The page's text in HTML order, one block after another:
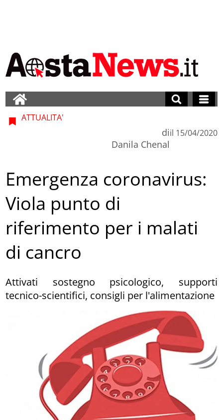
ATTUALITA'
di
Danila Chenal
il 15/04/2020
Emergenza coronavirus:
Viola punto di
riferimento per i malati
di cancro
Attivati sostegno psicologico, supporti
tecnico-scientifici, consigli per l'alimentazione